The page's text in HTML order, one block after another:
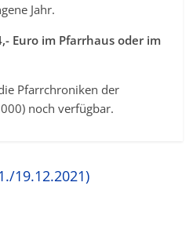
Jahr.
Euro im Pfarrhaus oder im
Pfarrchroniken der
noch verfügbar.
19.12.2021)